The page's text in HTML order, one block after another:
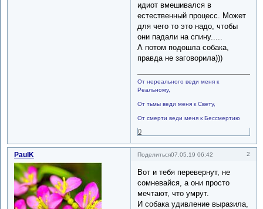
идиот вмешивался в
естественный процесс. Может
для чего то это надо, чтобы
они падали на спину.....
А потом подошла собака,
правда не заговорила)))
От нереального веди меня к
Реальному,
От тьмы веди меня к Свету,
От смерти веди меня к Бессмертию
0
Поделиться 2
07.05.19 06:42
PaulK
Вот и тебя перевернут, не
сомневайся, а они просто
мечтают, что умрут.
И собака удивление выразила,